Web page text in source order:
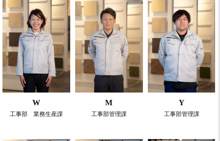
W
工事部 業務生産課
M
工事部管理課
Y
工事部管理課